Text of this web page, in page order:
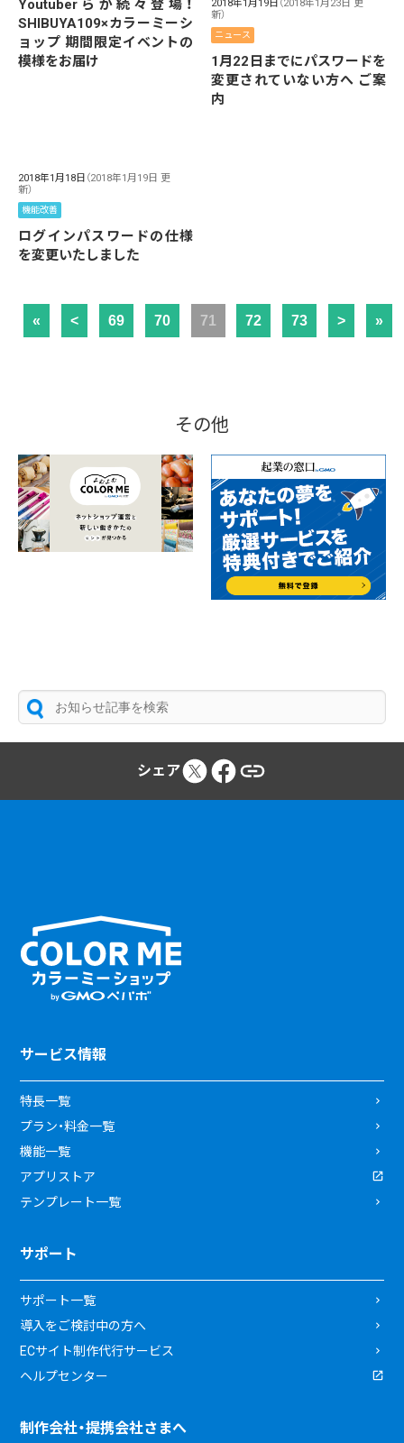
Youtuberらが続々登場！
SHIBUYA109×カラーミーシ
ョップ 期間限定イベントの
模様をお届け
2018年1月19日 （2018年1月23日 更
新）
ニュース
1月22日までにパスワードを
変更されていない方へ ご案
内
2018年1月18日 （2018年1月19日 更
新）
機能改善
ログインパスワードの仕様
を変更いたしました
« < 69 70 71 72 73 > »
その他
シェア
サービス情報
特長一覧
プラン・料金一覧
機能一覧
アプリストア
テンプレート一覧
サポート
サポート一覧
導入をご検討中の方へ
ECサイト制作代行サービス
ヘルプセンター
制作会社・提携会社さまへ